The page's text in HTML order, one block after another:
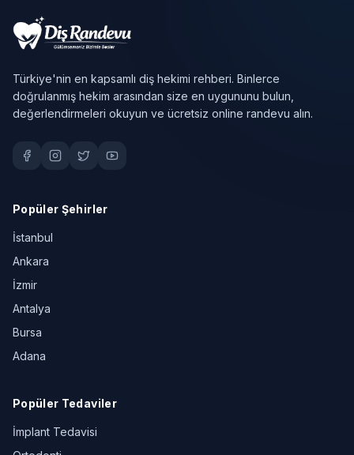
Türkiye'nin en kapsamlı diş hekimi rehberi. Binlerce
doğrulanmış hekim arasından size en uygununu bulun,
değerlendirmeleri okuyun ve ücretsiz online randevu alın.
Popüler Şehirler
İstanbul
Ankara
İzmir
Antalya
Bursa
Adana
Popüler Tedaviler
İmplant Tedavisi